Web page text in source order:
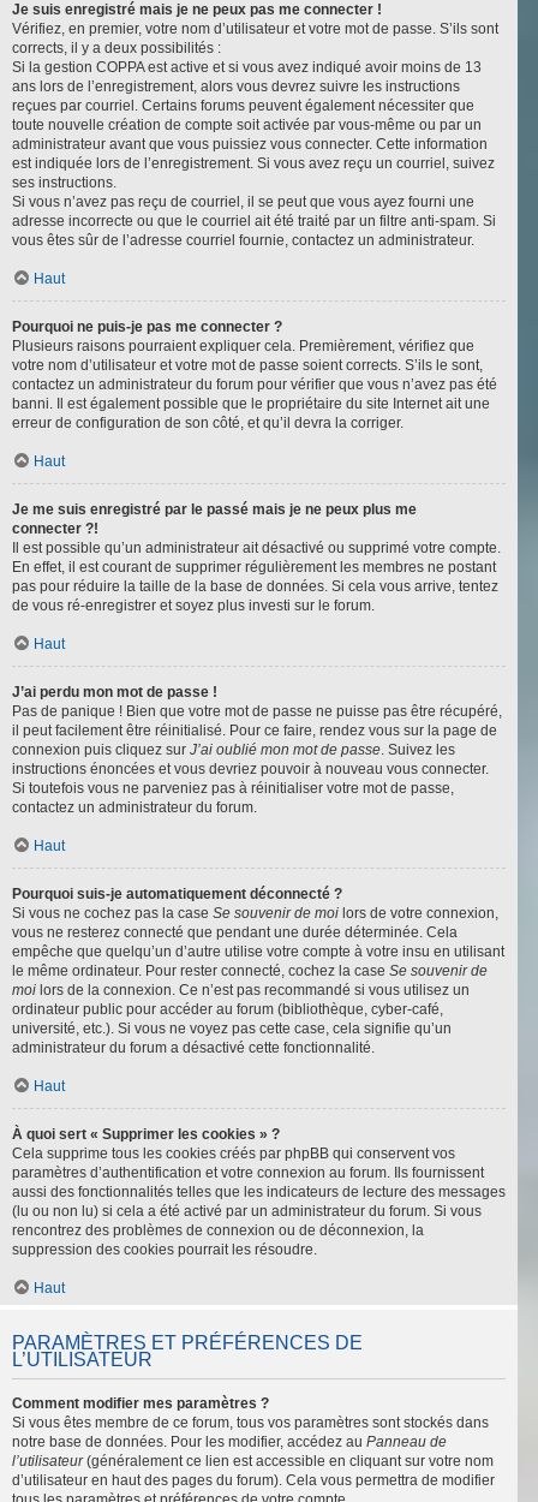
Je suis enregistré mais je ne peux pas me connecter !
Vérifiez, en premier, votre nom d’utilisateur et votre mot de passe. S’ils sont
corrects, il y a deux possibilités :
Si la gestion COPPA est active et si vous avez indiqué avoir moins de 13
ans lors de l’enregistrement, alors vous devrez suivre les instructions
reçues par courriel. Certains forums peuvent également nécessiter que
toute nouvelle création de compte soit activée par vous-même ou par un
administrateur avant que vous puissiez vous connecter. Cette information
est indiquée lors de l’enregistrement. Si vous avez reçu un courriel, suivez
ses instructions.
Si vous n’avez pas reçu de courriel, il se peut que vous ayez fourni une
adresse incorrecte ou que le courriel ait été traité par un filtre anti-spam. Si
vous êtes sûr de l’adresse courriel fournie, contactez un administrateur.
Haut
Pourquoi ne puis-je pas me connecter ?
Plusieurs raisons pourraient expliquer cela. Premièrement, vérifiez que
votre nom d’utilisateur et votre mot de passe soient corrects. S’ils le sont,
contactez un administrateur du forum pour vérifier que vous n’avez pas été
banni. Il est également possible que le propriétaire du site Internet ait une
erreur de configuration de son côté, et qu’il devra la corriger.
Haut
Je me suis enregistré par le passé mais je ne peux plus me
connecter ?!
Il est possible qu’un administrateur ait désactivé ou supprimé votre compte.
En effet, il est courant de supprimer régulièrement les membres ne postant
pas pour réduire la taille de la base de données. Si cela vous arrive, tentez
de vous ré-enregistrer et soyez plus investi sur le forum.
Haut
J’ai perdu mon mot de passe !
Pas de panique ! Bien que votre mot de passe ne puisse pas être récupéré,
il peut facilement être réinitialisé. Pour ce faire, rendez vous sur la page de
connexion puis cliquez sur J’ai oublié mon mot de passe. Suivez les
instructions énoncées et vous devriez pouvoir à nouveau vous connecter.
Si toutefois vous ne parveniez pas à réinitialiser votre mot de passe,
contactez un administrateur du forum.
Haut
Pourquoi suis-je automatiquement déconnecté ?
Si vous ne cochez pas la case Se souvenir de moi lors de votre connexion,
vous ne resterez connecté que pendant une durée déterminée. Cela
empêche que quelqu’un d’autre utilise votre compte à votre insu en utilisant
le même ordinateur. Pour rester connecté, cochez la case Se souvenir de
moi lors de la connexion. Ce n’est pas recommandé si vous utilisez un
ordinateur public pour accéder au forum (bibliothèque, cyber-café,
université, etc.). Si vous ne voyez pas cette case, cela signifie qu’un
administrateur du forum a désactivé cette fonctionnalité.
Haut
À quoi sert « Supprimer les cookies » ?
Cela supprime tous les cookies créés par phpBB qui conservent vos
paramètres d’authentification et votre connexion au forum. Ils fournissent
aussi des fonctionnalités telles que les indicateurs de lecture des messages
(lu ou non lu) si cela a été activé par un administrateur du forum. Si vous
rencontrez des problèmes de connexion ou de déconnexion, la
suppression des cookies pourrait les résoudre.
Haut
PARAMÈTRES ET PRÉFÉRENCES DE
L’UTILISATEUR
Comment modifier mes paramètres ?
Si vous êtes membre de ce forum, tous vos paramètres sont stockés dans
notre base de données. Pour les modifier, accédez au Panneau de
l’utilisateur(généralement ce lien est accessible en cliquant sur votre nom
d’utilisateur en haut des pages du forum). Cela vous permettra de modifier